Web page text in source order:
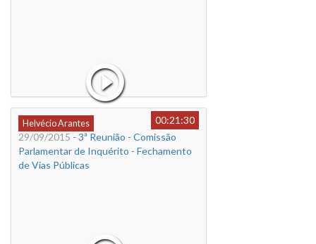
Helvécio Arantes
00:21:30
29/09/2015 - 3ª Reunião - Comissão
Parlamentar de Inquérito - Fechamento
de Vias Públicas